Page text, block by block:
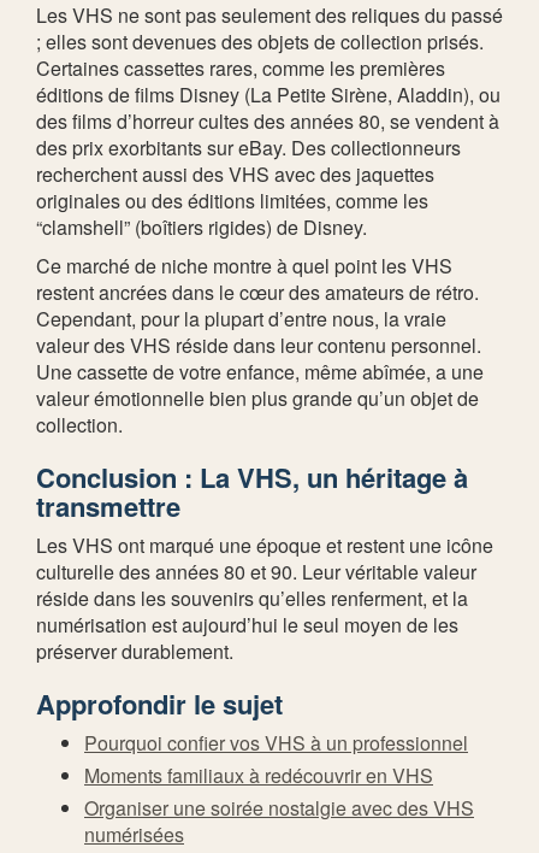
Les VHS ne sont pas seulement des reliques du passé
; elles sont devenues des objets de collection prisés.
Certaines cassettes rares, comme les premières
éditions de films Disney (La Petite Sirène, Aladdin), ou
des films d’horreur cultes des années 80, se vendent à
des prix exorbitants sur eBay. Des collectionneurs
recherchent aussi des VHS avec des jaquettes
originales ou des éditions limitées, comme les
“clamshell” (boîtiers rigides) de Disney.
Ce marché de niche montre à quel point les VHS
restent ancrées dans le cœur des amateurs de rétro.
Cependant, pour la plupart d’entre nous, la vraie
valeur des VHS réside dans leur contenu personnel.
Une cassette de votre enfance, même abîmée, a une
valeur émotionnelle bien plus grande qu’un objet de
collection.
Conclusion : La VHS, un héritage à
transmettre
Les VHS ont marqué une époque et restent une icône
culturelle des années 80 et 90. Leur véritable valeur
réside dans les souvenirs qu’elles renferment, et la
numérisation est aujourd’hui le seul moyen de les
préserver durablement.
Approfondir le sujet
Pourquoi confier vos VHS à un professionnel
Moments familiaux à redécouvrir en VHS
Organiser une soirée nostalgie avec des VHS
numérisées